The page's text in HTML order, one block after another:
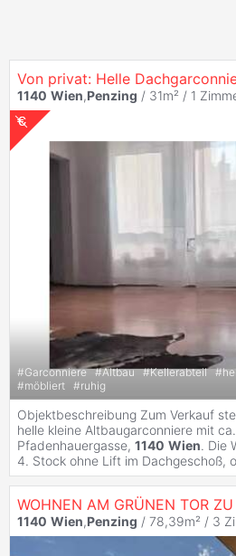
Von privat: Helle
1140 Wien,Penzing / 31m² / 1
#Garconniere #Altbau #Kellerabteil #
#möbliert #ruhig
Objektbeschreibung Zum Verkauf
helle kleine Altbaugarconniere mit
Pfadenhauergasse, 1140 Wien. Die
4. Stock ohne Lift im Dachgeschoß,
WOHNEN AM GRÜNEN TOR ZU
1140 Wien,Penzing / 78,39m² / 3